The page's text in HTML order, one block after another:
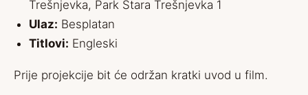
Trešnjevka, Park Stara Trešnjevka 1
Ulaz: Besplatan
Titlovi: Engleski
Prije projekcije bit će održan kratki uvod u film.